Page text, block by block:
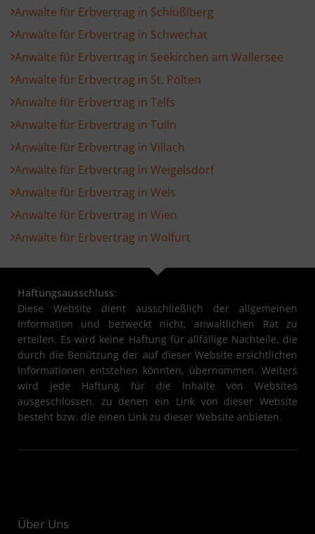
Anwälte für Erbvertrag in Schlüßlberg
Anwälte für Erbvertrag in Schwechat
Anwälte für Erbvertrag in Seekirchen am Wallersee
Anwälte für Erbvertrag in St. Pölten
Anwälte für Erbvertrag in Telfs
Anwälte für Erbvertrag in Tulln
Anwälte für Erbvertrag in Villach
Anwälte für Erbvertrag in Weigelsdorf
Anwälte für Erbvertrag in Wels
Anwälte für Erbvertrag in Wien
Anwälte für Erbvertrag in Wolfurt
Haftungsausschluss:
Diese Website dient ausschließlich der allgemeinen
Information und bezweckt nicht, anwaltlichen Rat zu
erteilen. Es wird keine Haftung für allfällige Nachteile, die
durch die Benützung der auf dieser Website ersichtlichen
Informationen entstehen könnten, übernommen. Weiters
wird jede Haftung für die Inhalte von Websites
ausgeschlossen, zu denen ein Link von dieser Website
besteht bzw. die einen Link zu dieser Website anbieten.
Über Uns